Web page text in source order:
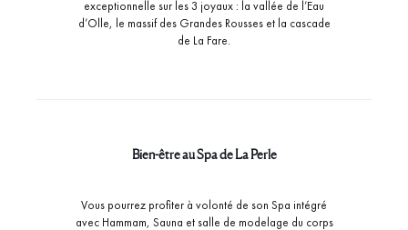
exceptionnelle sur les 3 joyaux : la vallée de l’Eau
d’Olle, le massif des Grandes Rousses et la cascade
de La Fare.
Bien-être au Spa de La Perle
Vous pourrez profiter à volonté de son Spa intégré
avec Hammam, Sauna et salle de modelage du corps